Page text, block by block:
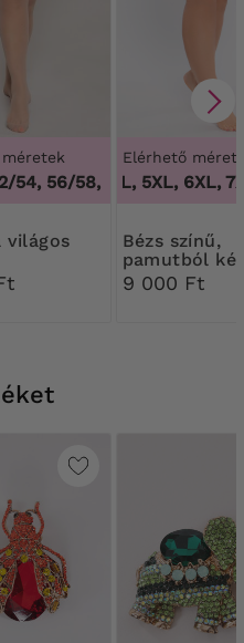
54, 56/58, 60/62,44/46,
30
Elérhető
3XL, 4XL, 5XL, 6XL,
Bézs színű,
pamutból
csipkével
9 000 Ft